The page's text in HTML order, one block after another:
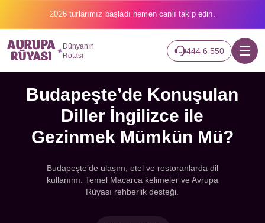
2026 turlarımız başladı hemen canlı takip edin.
Dünyanın
Rotası
444 6 550
Budapeşte’de Konuşulan
Diller İngilizce ile
Gezinmek Mümkün Mü?
Budapeşte’de ulaşım, otel ve restoranlarda dil
kullanımı. Temel Macarca kelimeler ve Avrupa
Rüyası rehberlik desteği.